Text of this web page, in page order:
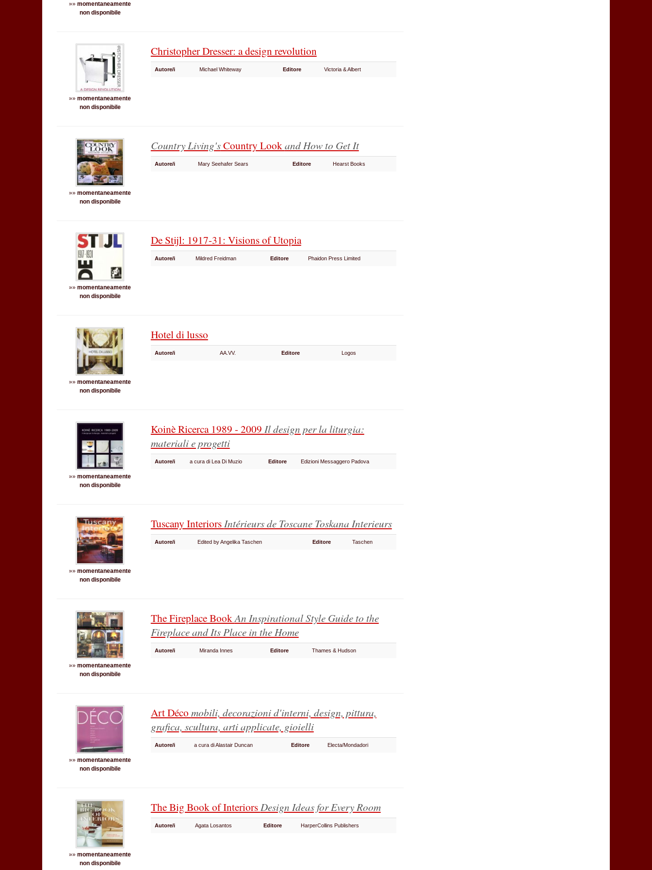
»»momentaneamente
non disponibile
»»momentaneamente
non disponibile
Christopher Dresser: a design revolution
Autore/i Michael Whiteway Editore Victoria & Albert
»»momentaneamente
non disponibile
Country Living'sCountry Lookand How to Get It
Autore/i Mary Seehafer Sears Editore Hearst Books
»»momentaneamente
non disponibile
De Stijl: 1917-31: Visions of Utopia
Autore/i Mildred Freidman Editore Phaidon Press Limited
»»momentaneamente
non disponibile
Hotel di lusso
Autore/i AA.VV. Editore Logos
»»momentaneamente
non disponibile
Koinè Ricerca 1989 - 2009 Il design per la liturgia:
materiali e progetti
Autore/i a cura di Lea Di Muzio Editore Edizioni Messaggero Padova
»»momentaneamente
non disponibile
Tuscany InteriorsIntérieurs de Toscane Toskana Interieurs
Autore/i Edited by Angelika Taschen Editore Taschen
»»momentaneamente
non disponibile
The Fireplace BookAn Inspirational Style Guide to the
Fireplace and Its Place in the Home
Autore/i Miranda Innes Editore Thames & Hudson
»»momentaneamente
non disponibile
Art Déco mobili, decorazioni d'interni, design, pittura,
grafica, scultura, arti applicate, gioielli
Autore/i a cura di Alastair Duncan Editore Electa/Mondadori
»»momentaneamente
non disponibile
The Big Book of InteriorsDesign Ideas for Every Room
Autore/i Agata Losantos Editore HarperCollins Publishers